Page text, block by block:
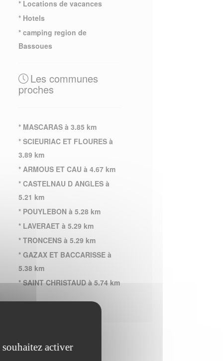
* Locations de vacances
* Hotels
* camping region de
Bassoues
Les communes
proches
* MASCARAS à 3.85 km
* SCIEURIAC ET FLOURES à
3.89 km
* ARMOUS ET CAU à 4.67 km
* CASTELNAU D ANGLES à
5.21 km
* POUYLEBON à 5.28 km
* LAVERAET à 5.29 km
* TRONCENS à 5.29 km
* GAZAX ET BACCARISSE à
5.38 km
* SAINT CHRISTAUD à 5.74 km
activer